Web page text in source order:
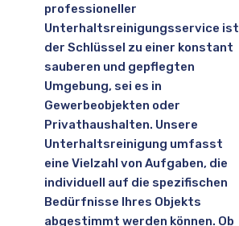
professioneller
Unterhaltsreinigungsservice ist
der Schlüssel zu einer konstant
sauberen und gepflegten
Umgebung, sei es in
Gewerbeobjekten oder
Privathaushalten. Unsere
Unterhaltsreinigung umfasst
eine Vielzahl von Aufgaben, die
individuell auf die spezifischen
Bedürfnisse Ihres Objekts
abgestimmt werden können. Ob